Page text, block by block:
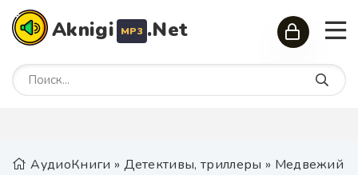
Aknigi MP3 .Net
АудиоКниги » Детективы, триллеры » Медвежий